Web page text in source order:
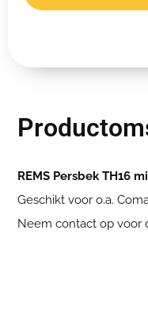
REMS Persbek TH16
Geschikt voor o.a.
Neem contact op voor